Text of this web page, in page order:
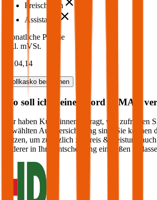
Freischaden
Assistance
Monatliche Prämie
inkl. mVSt.
€ 104,14
Vollkasko berechnen
Wo soll ich meinen Ford C-MAX
Wir haben Kund:innen befragt, wie zufrieden
gewählten Autoversicherung sind. Sie können
nutzen, um zusätzlich zu Preis & Leistung
anderer in Ihre Entscheidung einfließen zu